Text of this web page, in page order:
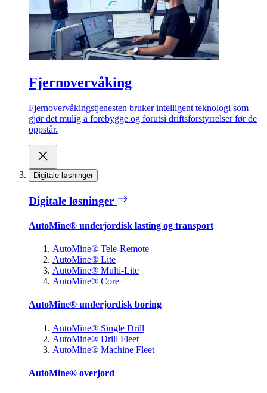
Fjernovervåking
Fjernovervåkingstjenesten bruker intelligent teknologi som
gjør det mulig å forebygge og forutsi driftsforstyrrelser før de
oppstår.
Digitale løsninger
Digitale løsninger
AutoMine® underjordisk lasting og transport
AutoMine® Tele-Remote
AutoMine® Lite
AutoMine® Multi-Lite
AutoMine® Core
AutoMine® underjordisk boring
AutoMine® Single Drill
AutoMine® Drill Fleet
AutoMine® Machine Fleet
AutoMine® overjord